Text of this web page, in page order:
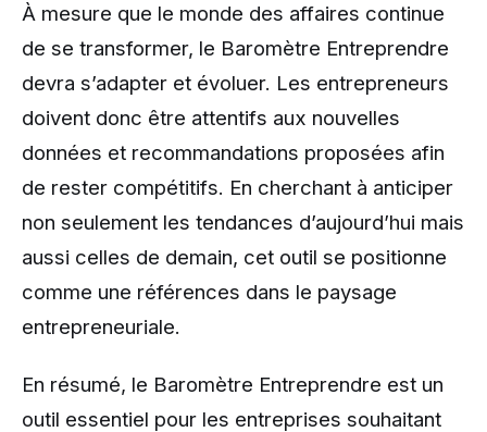
À mesure que le monde des affaires continue
de se transformer, le Baromètre Entreprendre
devra s’adapter et évoluer. Les entrepreneurs
doivent donc être attentifs aux nouvelles
données et recommandations proposées afin
de rester compétitifs. En cherchant à anticiper
non seulement les tendances d’aujourd’hui mais
aussi celles de demain, cet outil se positionne
comme une références dans le paysage
entrepreneuriale.
En résumé, le Baromètre Entreprendre est un
outil essentiel pour les entreprises souhaitant